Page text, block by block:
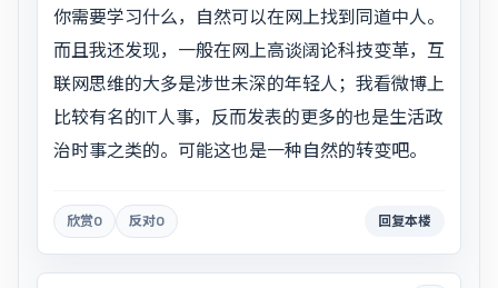
你需要学习什么，自然可以在网上找到同道中人。
而且我还发现，一般在网上高谈阔论科技变革，互
联网思维的大多是涉世未深的年轻人；我看微博上
比较有名的IT人事，反而发表的更多的也是生活政
治时事之类的。可能这也是一种自然的转变吧。
欣赏0 反对0 回复本楼